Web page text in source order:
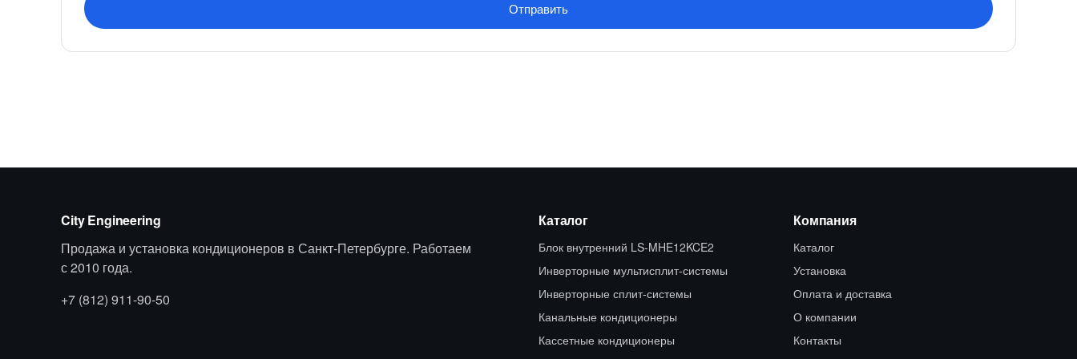
Отправить
City Engineering
Продажа и установка кондиционеров в Санкт-Петербурге. Работаем
с 2010 года.
+7 (812) 911-90-50
Каталог
Блок внутренний LS-MHE12KCE2
Инверторные мультисплит-системы
Инверторные сплит-системы
Канальные кондиционеры
Кассетные кондиционеры
Компания
Каталог
Установка
Оплата и доставка
О компании
Контакты